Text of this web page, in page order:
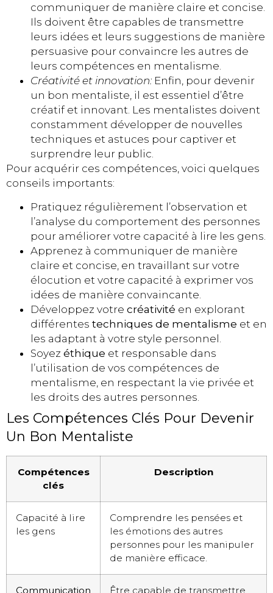
communiquer de manière claire et concise.
Ils doivent être capables de transmettre
leurs idées et leurs suggestions de manière
persuasive pour convaincre les autres de
leurs compétences en mentalisme.
Créativité et innovation: Enfin, pour devenir
un bon mentaliste, il est essentiel d’être
créatif et innovant. Les mentalistes doivent
constamment développer de nouvelles
techniques et astuces pour captiver et
surprendre leur public.
Pour acquérir ces compétences, voici quelques
conseils importants:
Pratiquez régulièrement l’observation et
l’analyse du comportement des personnes
pour améliorer votre capacité à lire les gens.
Apprenez à communiquer de manière
claire et concise, en travaillant sur votre
élocution et votre capacité à exprimer vos
idées de manière convaincante.
Développez votre créativité en explorant
différentes techniques de mentalisme et en
les adaptant à votre style personnel.
Soyez éthique et responsable dans
l’utilisation de vos compétences de
mentalisme, en respectant la vie privée et
les droits des autres personnes.
Les Compétences Clés Pour Devenir
Un Bon Mentaliste
Compétences
clés
Description
Capacité à lire
les gens
Comprendre les pensées et
les émotions des autres
personnes pour les manipuler
de manière efficace.
Communication Être capable de transmettre